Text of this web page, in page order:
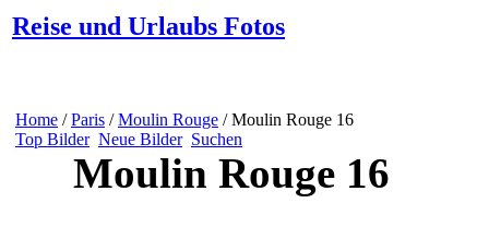
Reise und Urlaubs Fotos
Home /Paris /Moulin Rouge / Moulin Rouge 16
Top Bilder Neue Bilder Suchen
Moulin Rouge 16